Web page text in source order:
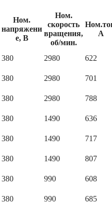
Ном.
напряжени
е, В
Ном.
скорость
вращения,
об/мин.
А
380 2980
622
380 2980
701
380 2980
788
380 1490
636
380 1490
717
380 1490
807
380 990
608
380 990
685